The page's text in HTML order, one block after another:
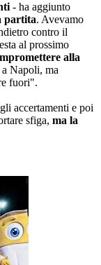
- ha aggiunto
partita. Avevamo
contro il
al prossimo
alla
Napoli, ma
fuori".
accertamenti e poi
sfiga, ma la